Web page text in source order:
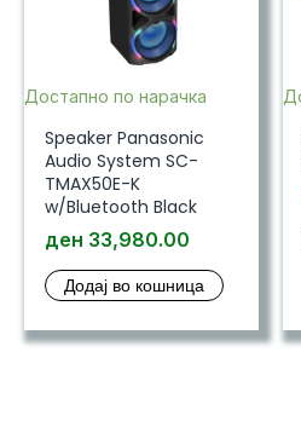
Достапно по нарачка
Speaker Panasonic
Audio System SC-
TMAX50E-K
w/Bluetooth Black
ден 33,980.00
Додај во кошница